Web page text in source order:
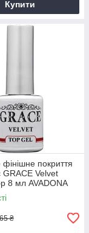
Купити
фінішне покриття
GRACE Velvet
8 мл AVADONA
₴